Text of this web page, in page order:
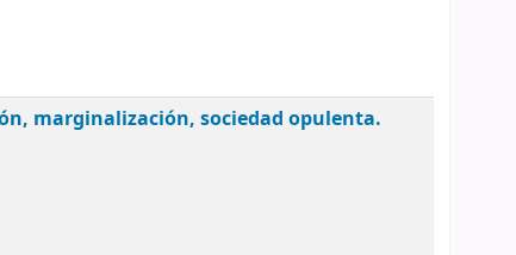
marginalización, sociedad opulenta.